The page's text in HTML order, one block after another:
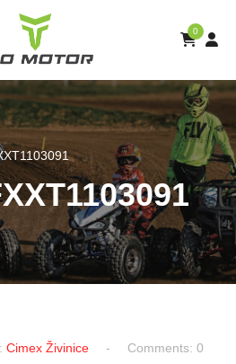
0
Cimex Živinice Comments: 0